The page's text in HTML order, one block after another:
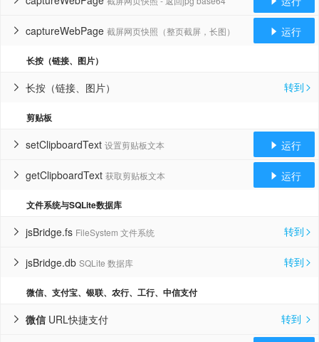
captureWebPage 截屏网页快照（整页截屏，长图）
  运行
长按（链接、图片）
长按（链接、图片）
 转到 
剪贴板
setClipboardText 设置剪贴板文本
  运行
getClipboardText 获取剪贴板文本
  运行
文件系统与SQLite数据库
jsBridge.fs FileSystem 文件系统
 转到 
jsBridge.db SQLite 数据库
 转到 
微信、支付宝、银联、农行、工行、中信支付
微信 URL快捷支付
 转到 